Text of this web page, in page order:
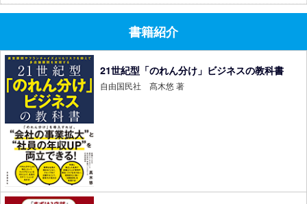
書籍紹介
21世紀型「のれん分け」ビジネスの教科書
自由国民社 髙木悠 著